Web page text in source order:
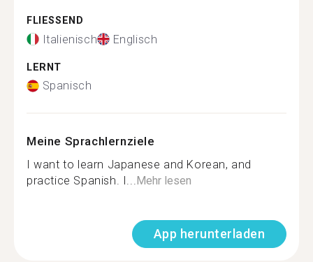
FLIESSEND
Italienisch Englisch
LERNT
Spanisch
Meine Sprachlernziele
I want to learn Japanese and Korean, and
practice Spanish. I...Mehr lesen
App herunterladen